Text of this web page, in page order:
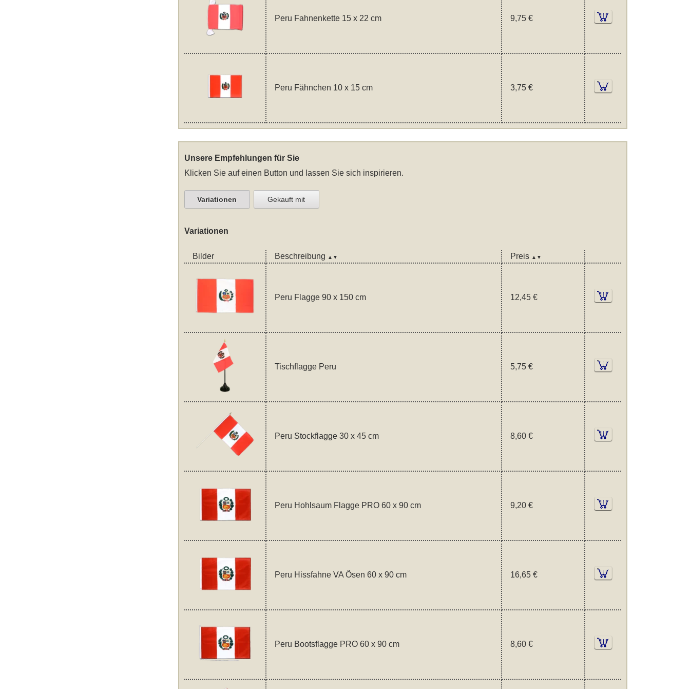
Peru Fahnenkette 15 x 22 cm 9,75 €
Peru Fähnchen 10 x 15 cm 3,75 €
Unsere Empfehlungen für Sie
Klicken Sie auf einen Button und lassen Sie sich inspirieren.
Variationen Gekauft mit
Variationen
Bilder Beschreibung ▲▼ Preis ▲▼
Peru Flagge 90 x 150 cm 12,45 €
Tischflagge Peru 5,75 €
Peru Stockflagge 30 x 45 cm 8,60 €
Peru Hohlsaum Flagge PRO 60 x 90 cm 9,20 €
Peru Hissfahne VA Ösen 60 x 90 cm 16,65 €
Peru Bootsflagge PRO 60 x 90 cm 8,60 €